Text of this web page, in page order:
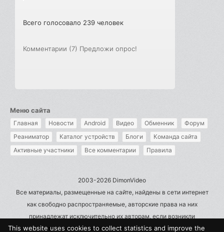
Всего голосовало 239 человек
Комментарии (7) Предложи опрос!
Меню сайта
Главная Новости Android Видео Обменник
Форум
Реаниматор
Каталог устройств Блоги
Команда сайта
Активные участники
Все комментарии Правила
2003-2026 DimonVideo
Все материалы, размещенные на сайте, найдены в сети интернет
как свободно распространяемые, авторские права на них
принадлежат исключительно их авторам, если возникли
претензии - пишите на admin@dimonvideo.ru
This website uses cookies to collect statistics and improve the